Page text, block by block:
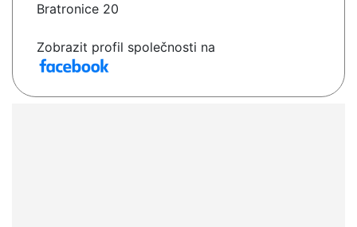
Bratronice 20
Zobrazit profil společnosti na